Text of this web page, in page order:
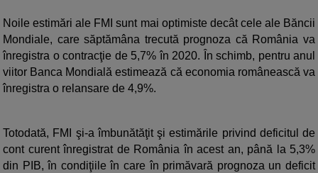
Noile estimări ale FMI sunt mai optimiste decât cele ale Băncii
Mondiale, care săptămâna trecută prognoza că România va
înregistra o contracţie de 5,7% în 2020. În schimb, pentru anul
viitor Banca Mondială estimează că economia românească va
înregistra o relansare de 4,9%.
Totodată, FMI şi-a îmbunătăţit şi estimările privind deficitul de
cont curent înregistrat de România în acest an, până la 5,3%
din PIB, în condiţiile în care în primăvară prognoza un deficit